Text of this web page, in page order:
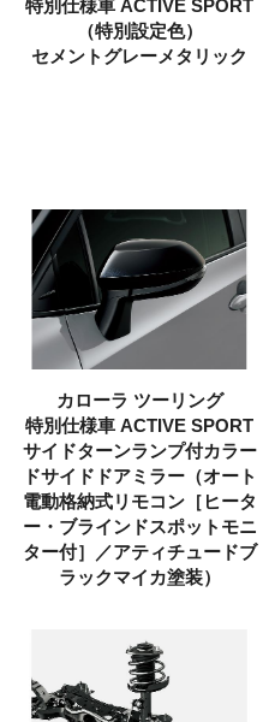
特別仕様車 ACTIVE SPORT
（特別設定色）
セメントグレーメタリック
カローラ ツーリング
特別仕様車 ACTIVE SPORT
サイドターンランプ付カラー
ドサイドドアミラー（オート
電動格納式リモコン［ヒータ
ー・ブラインドスポットモニ
ター付］／アティチュードブ
ラックマイカ塗装）